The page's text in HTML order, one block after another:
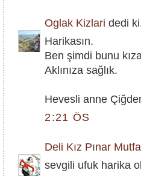
Oglak Kizlari dedi
Harikasın.
Ben şimdi bunu
Aklınıza sağlık.
Hevesli anne
2:21 ÖS
Deli Kız Pınar
sevgili ufuk harika